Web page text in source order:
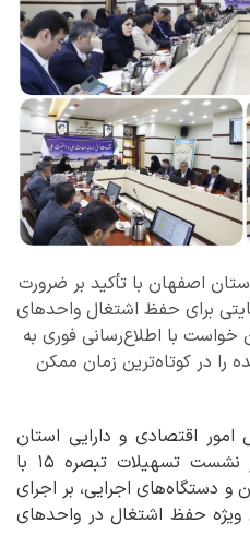
اصفهان با تأکید بر ضرورت
برای حفظ اشتغال واحدهای
خواست با اطلاع‌رسانی فوری به
را در کوتاه‌ترین زمان ممکن
امور اقتصادی و دارایی استان
اصفهان، ناصر یارمحمدیان در نشست تسهیلات تبصره ۱۵ با
و دستگاه‌های اجرایی، بر اجرای
حفظ اشتغال در واحدهای